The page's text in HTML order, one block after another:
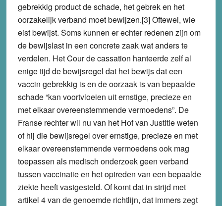
gebrekkig product de schade, het gebrek en het
oorzakelijk verband moet bewijzen.[3] Oftewel, wie
eist bewijst. Soms kunnen er echter redenen zijn om
de bewijslast in een concrete zaak wat anders te
verdelen. Het Cour de cassation hanteerde zelf al
enige tijd de bewijsregel dat het bewijs dat een
vaccin gebrekkig is en de oorzaak is van bepaalde
schade “kan voortvloeien uit ernstige, precieze en
met elkaar overeenstemmende vermoedens”. De
Franse rechter wil nu van het Hof van Justitie weten
of hij die bewijsregel over ernstige, precieze en met
elkaar overeenstemmende vermoedens ook mag
toepassen als medisch onderzoek geen verband
tussen vaccinatie en het optreden van een bepaalde
ziekte heeft vastgesteld. Of komt dat in strijd met
artikel 4 van de genoemde richtlijn, dat immers zegt